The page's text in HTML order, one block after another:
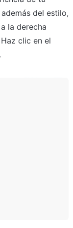
del estilo,
la derecha
clic en el